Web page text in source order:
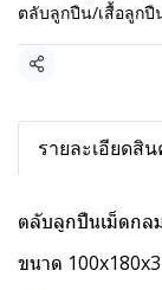
ตลับลูกปืน/เสื้อลูกปื
แชร์
รายละเอียดสิ
ตลับลูกปืนเม็ดกล
ขนาด